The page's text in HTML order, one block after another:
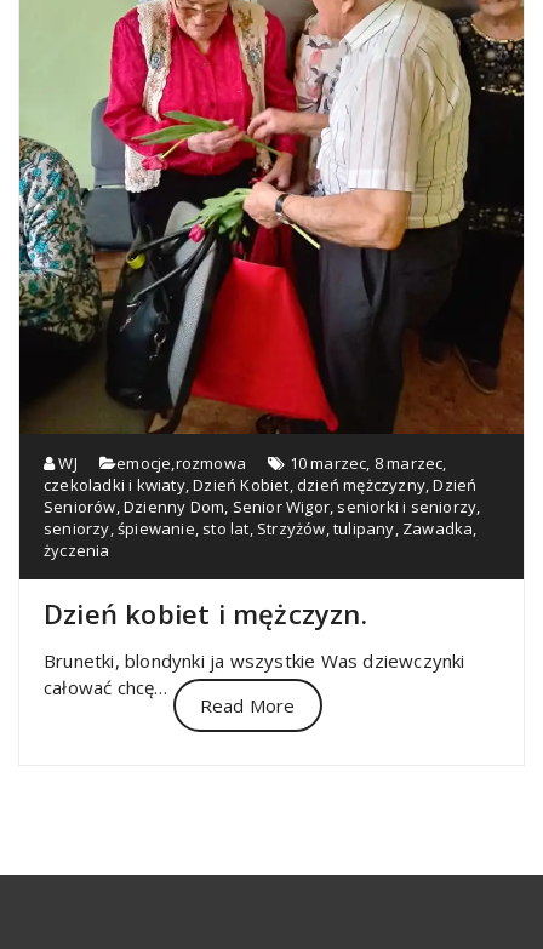
WJ emocje,rozmowa 10 marzec, 8 marzec,
czekoladki i kwiaty,Dzień Kobiet,dzień mężczyzny,Dzień
Seniorów,Dzienny Dom, Senior Wigor, seniorki i seniorzy,
seniorzy,śpiewanie, sto lat, Strzyżów,tulipany, Zawadka,
życzenia
Dzień kobiet i mężczyzn.
Brunetki, blondynki ja wszystkie Was dziewczynki
całować chcę…
Read More